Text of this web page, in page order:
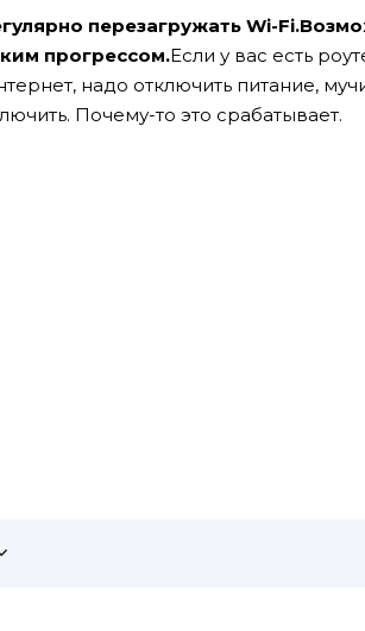
перезагружать Wi-
прогрессом.Если у вас есть
надо отключить питание,
Почему-то это срабатывает.